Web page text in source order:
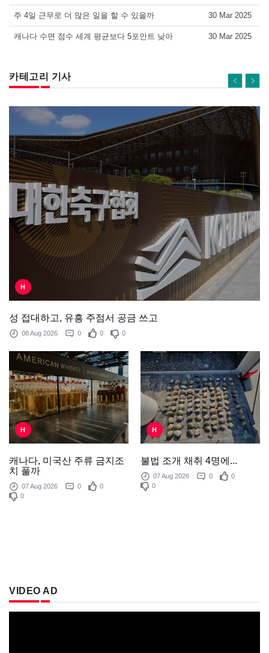
주 4일 근무로 더 많은 일을 할 수 있을까 30 Mar 2025
캐나다 수면 점수 세계 평균보다 5포인트 낮아 30 Mar 2025
카테고리 기사
H
성 접대하고, 유흥 주점서 공금 쓰고
08 Aug 2026 0 0 0
H
캐나다, 미국산 주류 금지조
치 풀까
07 Aug 2026 0
0
0
H
불법 조개 채취 4명에...
07 Aug 2026 0
0
0
VIDEO AD